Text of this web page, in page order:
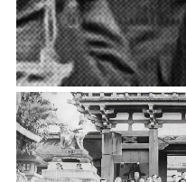
海洋
动画线分形
背景连线动画
蜂巢背景特效
电流变形效果
夜色折现效果